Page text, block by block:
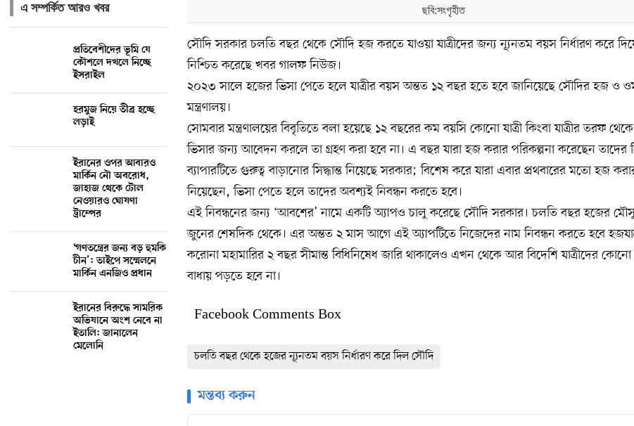
এ সম্পর্কিত আরও খবর
প্রতিবেশীদের ভূমি যে
কৌশলে দখলে নিচ্ছে
ইসরাইল
হরমুজ নিয়ে তীব্র হচ্ছে
লড়াই
ইরানের ওপর আবারও
মার্কিন নৌ অবরোধ,
জাহাজ থেকে টোল
নেওয়ারও ঘোষণা
ট্রাম্পের
‘গণতন্ত্রের জন্য বড় হুমকি
চীন’: তাইপে সম্মেলনে
মার্কিন এনজিও প্রধান
ইরানের বিরুদ্ধে সামরিক
অভিযানে অংশ নেবে না
ইতালি: জানালেন
মেলোনি
ছবি:সংগৃহীত
সৌদি সরকার চলতি বছর থেকে সৌদি হজ করতে যাওয়া যাত্রীদের জন্য ন্যূনতম বয়স নির্ধারণ করে
নিশ্চিত করেছে খবর গালফ নিউজ।
২০২৩ সালে হজের ভিসা পেতে হলে যাত্রীর বয়স অন্তত ১২ বছর হতে হবে জানিয়েছে সৌদির হজ ও
মন্ত্রণালয়।
সোমবার মন্ত্রণালয়ের বিবৃতিতে বলা হয়েছে ১২ বছরের কম বয়সি কোনো যাত্রী কিংবা যাত্রীর তরফ
ভিসার জন্য আবেদন করলে তা গ্রহণ করা হবে না। এ বছর যারা হজ করার পরিকল্পনা করেছেন তাদের
ব্যাপারটিতে গুরুত্ব বাড়ানোর সিদ্ধান্ত নিয়েছে সরকার; বিশেষ করে যারা এবার প্রথবারের মতো হজ
নিয়েছেন, ভিসা পেতে হলে তাদের অবশ্যই নিবন্ধন করতে হবে।
এই নিবন্ধনের জন্য ‘আবশের’ নামে একটি অ্যাপও চালু করেছে সৌদি সরকার। চলতি বছর হজের
জুনের শেষদিক থেকে। এর অন্তত ২ মাস আগে এই অ্যাপটিতে নিজেদের নাম নিবন্ধন করতে হবে
করোনা মহামারির ২ বছর সীমান্ত বিধিনিষেধ জারি থাকালেও এখন থেকে আর বিদেশি যাত্রীদের কোনো
বাধায় পড়তে হবে না।
Facebook Comments Box
চলতি বছর থেকে হজের ন্যূনতম বয়স নির্ধারণ করে দিল সৌদি
মন্তব্য করুন